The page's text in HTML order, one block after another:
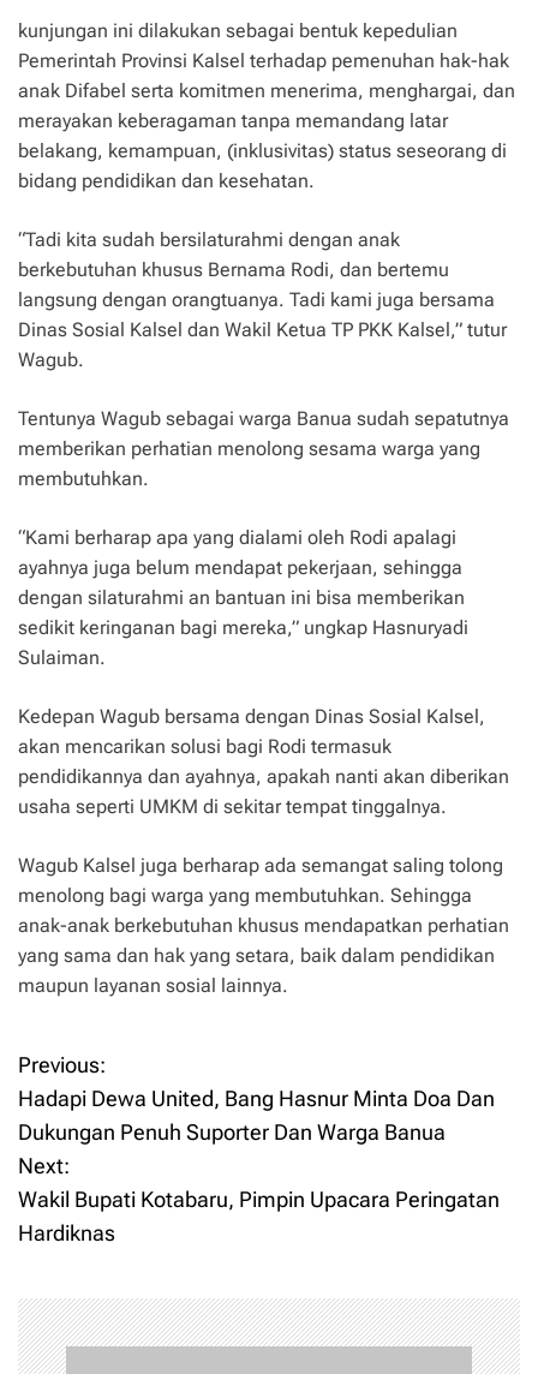
kunjungan ini dilakukan sebagai bentuk kepedulian
Pemerintah Provinsi Kalsel terhadap pemenuhan hak-hak
anak Difabel serta komitmen menerima, menghargai, dan
merayakan keberagaman tanpa memandang latar
belakang, kemampuan, (inklusivitas) status seseorang di
bidang pendidikan dan kesehatan.
“Tadi kita sudah bersilaturahmi dengan anak
berkebutuhan khusus Bernama Rodi, dan bertemu
langsung dengan orangtuanya. Tadi kami juga bersama
Dinas Sosial Kalsel dan Wakil Ketua TP PKK Kalsel,” tutur
Wagub.
Tentunya Wagub sebagai warga Banua sudah sepatutnya
memberikan perhatian menolong sesama warga yang
membutuhkan.
“Kami berharap apa yang dialami oleh Rodi apalagi
ayahnya juga belum mendapat pekerjaan, sehingga
dengan silaturahmi an bantuan ini bisa memberikan
sedikit keringanan bagi mereka,” ungkap Hasnuryadi
Sulaiman.
Kedepan Wagub bersama dengan Dinas Sosial Kalsel,
akan mencarikan solusi bagi Rodi termasuk
pendidikannya dan ayahnya, apakah nanti akan diberikan
usaha seperti UMKM di sekitar tempat tinggalnya.
Wagub Kalsel juga berharap ada semangat saling tolong
menolong bagi warga yang membutuhkan. Sehingga
anak-anak berkebutuhan khusus mendapatkan perhatian
yang sama dan hak yang setara, baik dalam pendidikan
maupun layanan sosial lainnya.
P
o
s
t
a
Previous:
Hadapi Dewa United, Bang Hasnur Minta Doa Dan
Dukungan Penuh Suporter Dan Warga Banua
Next:
Wakil Bupati Kotabaru, Pimpin Upacara Peringatan
Hardiknas